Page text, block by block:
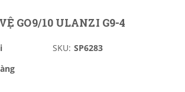
GO9/10 ULANZI G9-4
SKU: SP6283